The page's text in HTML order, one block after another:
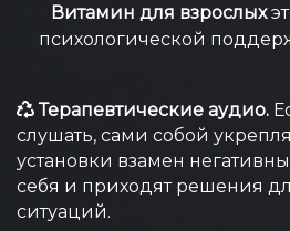
Витамин для взрослых
психологической
Терапевтические аудио.
слушать, сами собой
установки взамен
себя и приходят решения
ситуаций.